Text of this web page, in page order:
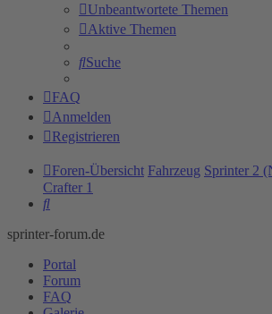
Unbeantwortete Themen
Aktive Themen
Suche
FAQ
Anmelden
Registrieren
Foren-Übersicht Fahrzeug Sprinter 2
Crafter 1
Suche
sprinter-forum.de
Portal
Forum
FAQ